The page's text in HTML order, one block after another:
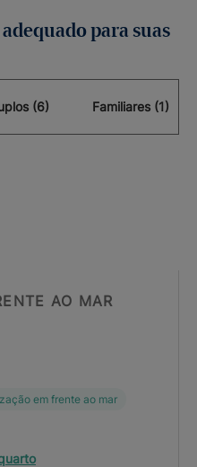
para suas
(6) Familiares (1)
AO MAR
em frente ao mar